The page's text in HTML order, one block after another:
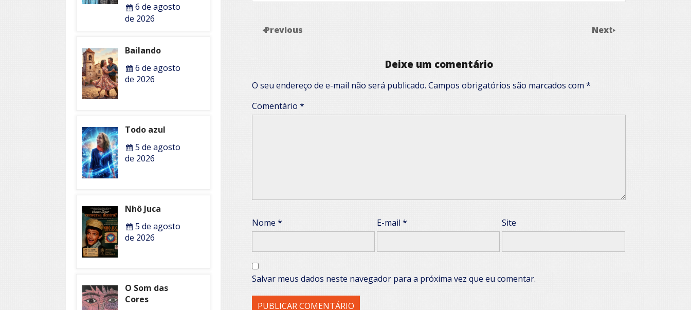
Previous Next
Deixe um comentário
O seu endereço de e-mail não será publicado. Campos obrigatórios são marcados com *
Comentário *
Nome * E-mail* Site
Salvar meus dados neste navegador para a próxima vez que eu comentar.
6 de agosto
de 2026
Bailando
6 de agosto
de 2026
Todo azul
5 de agosto
de 2026
Nhô Juca
5 de agosto
de 2026
O Som das
Cores